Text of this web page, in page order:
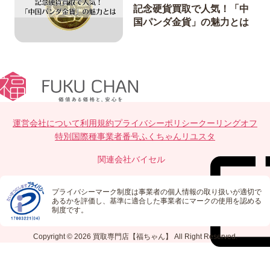
記念硬貨買取で人気！「中
国パンダ金貨」の魅力とは
運営会社について利用規約プライバシーポリシークーリングオフ
特別国際種事業者番号ふくちゃんリユスタ
関連会社バイセル
プライバシーマーク制度は事業者の個人情報の取り扱いが適切で
あるかを評価し、基準に適合した事業者にマークの使用を認める
制度です。
Copyright © 2026 買取専門店【福ちゃん】 All Right Reserved.